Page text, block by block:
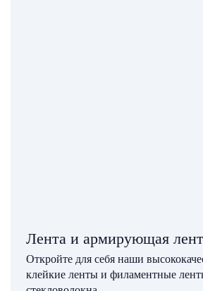
Лента и армирующая
Откройте для себя наши
клейкие ленты и филаментные